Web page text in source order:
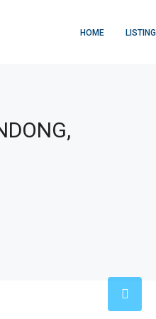
HOME LISTING